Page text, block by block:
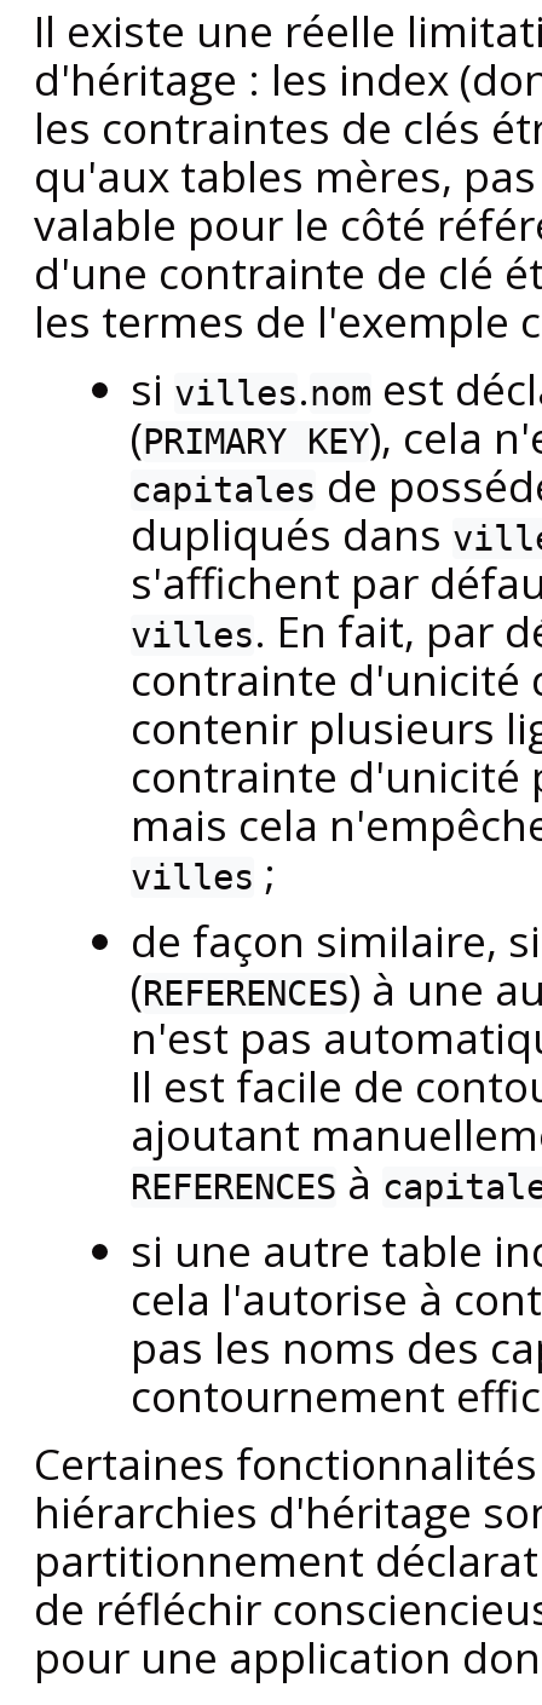
Il existe une réelle
d'héritage : les index
les contraintes de clés
qu'aux tables mères,
valable pour le côté
d'une contrainte de clé
les termes de l'exemple
si villes.nom est
(PRIMARY KEY), cela
capitales de
dupliqués dans
s'affichent par
villes. En fait, par
contrainte d'unicité
contenir plusieurs
contrainte d'unicité
mais cela
villes ;
de façon similaire,
(REFERENCES) à une
n'est pas
Il est facile de
ajoutant
REFERENCES à
si une autre table
cela l'autorise à
pas les noms des
contournement
Certaines
hiérarchies d'héritage
partitionnement
de réfléchir
pour une application